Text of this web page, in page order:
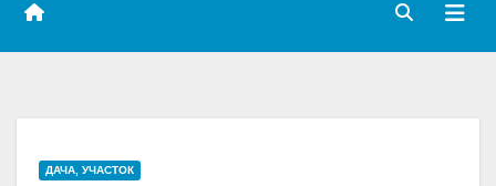
ДАЧА, УЧАСТОК